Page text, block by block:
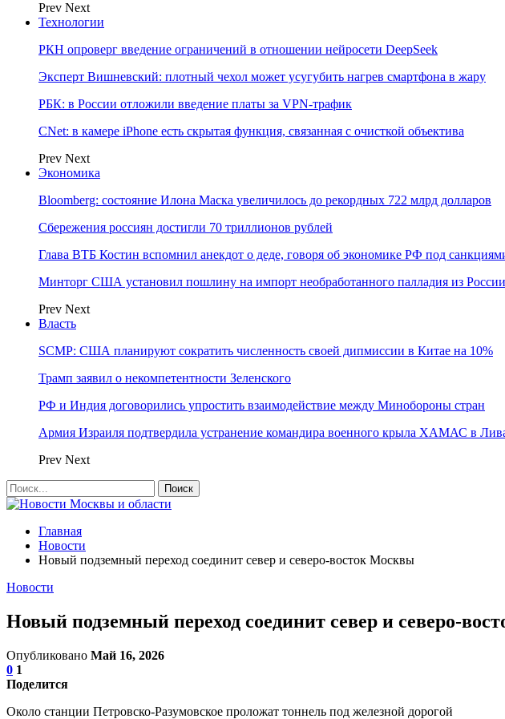
Prev Next
Технологии
РКН опроверг введение ограничений в отношении нейросети DeepSeek
Эксперт Вишневский: плотный чехол может усугубить нагрев смартфона в жару
РБК: в России отложили введение платы за VPN-трафик
CNet: в камере iPhone есть скрытая функция, связанная с очисткой объектива
Prev Next
Экономика
Bloomberg: состояние Илона Маска увеличилось до рекордных 722 млрд долларов
Сбережения россиян достигли 70 триллионов рублей
Глава ВТБ Костин вспомнил анекдот о деде, говоря об экономике РФ под
Минторг США установил пошлину на импорт необработанного палладия из России
Prev Next
Власть
SCMP: США планируют сократить численность своей дипмиссии в Китае на 10%
Трамп заявил о некомпетентности Зеленского
РФ и Индия договорились упростить взаимодействие между Минобороны стран
Армия Израиля подтвердила устранение командира военного крыла ХАМАС в
Prev Next
Главная
Новости
Новый подземный переход соединит север и северо-восток Москвы
Новости
Новый подземный переход соединит север и северо-
Опубликовано Май 16, 2026
0 1
Поделится
Около станции Петровско-Разумовское проложат тоннель под железной дорогой